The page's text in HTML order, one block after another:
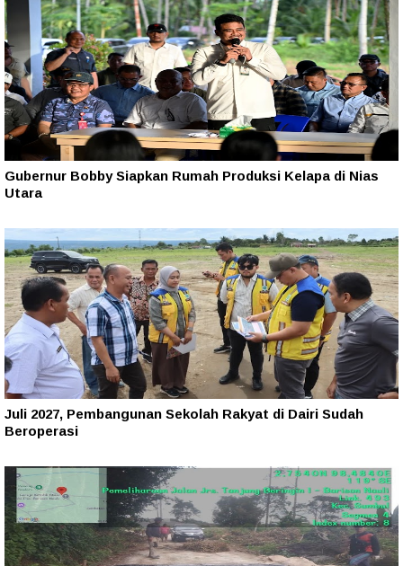
Gubernur Bobby Siapkan Rumah Produksi Kelapa di Nias
Utara
Juli 2027, Pembangunan Sekolah Rakyat di Dairi Sudah
Beroperasi